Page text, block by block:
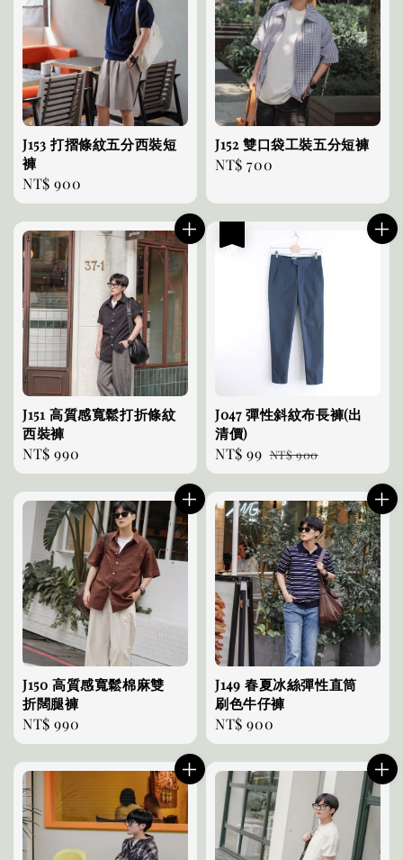
J153 打摺條紋五分西裝短
褲
Regular
price
NT$ 900
J152 雙口袋工裝五分短褲
Regular
NT$ 700
J151 高質感寬鬆打折條紋
西裝褲
Regular
price
NT$ 990
J047 彈性斜紋布長褲(出
清價)
Sale
price
NT$ 99 Regular
price
NT$ 900
J150 高質感寬鬆棉麻雙
折闊腿褲
Regular
price
NT$ 990
J149 春夏冰絲彈性直筒
刷色牛仔褲
Regular
price
NT$ 900